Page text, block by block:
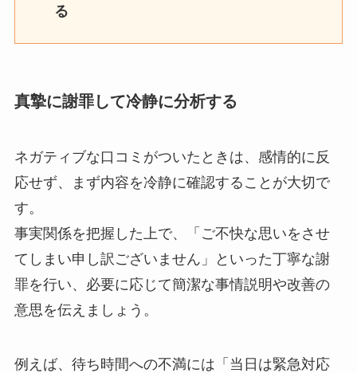
る
真摯に謝罪して冷静に分析する
ネガティブな口コミがついたときは、感情的に反
応せず、まず内容を冷静に確認することが大切で
す。
事実関係を把握した上で、「ご不快な思いをさせ
てしまい申し訳ございません」といった丁寧な謝
罪を行い、必要に応じて簡潔な事情説明や改善の
意思を伝えましょう。
例えば、待ち時間への不満には「当日は緊急対応